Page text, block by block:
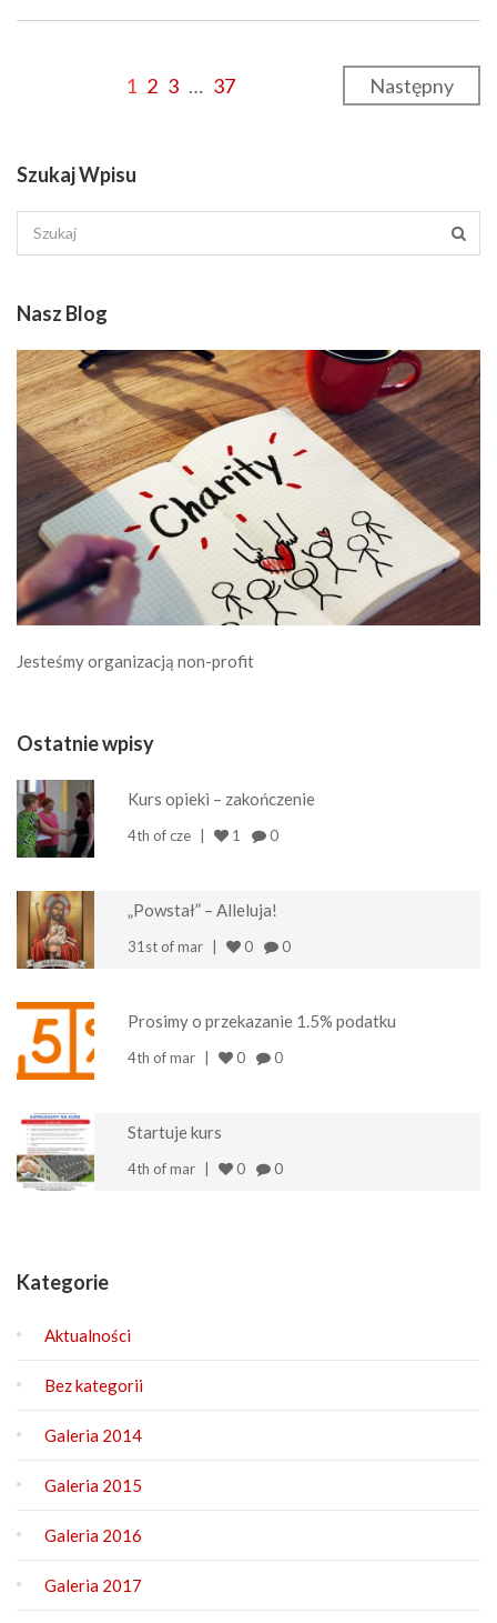
1 2 3 … 37 Następny
Szukaj Wpisu
Nasz Blog
Jesteśmy organizacją non-profit
Ostatnie wpisy
Kurs opieki – zakończenie
4th of cze 1 0
„Powstał” – Alleluja!
31st of mar 0 0
Prosimy o przekazanie 1.5% podatku
4th of mar 0 0
Startuje kurs
4th of mar 0 0
Kategorie
Aktualności
Bez kategorii
Galeria 2014
Galeria 2015
Galeria 2016
Galeria 2017